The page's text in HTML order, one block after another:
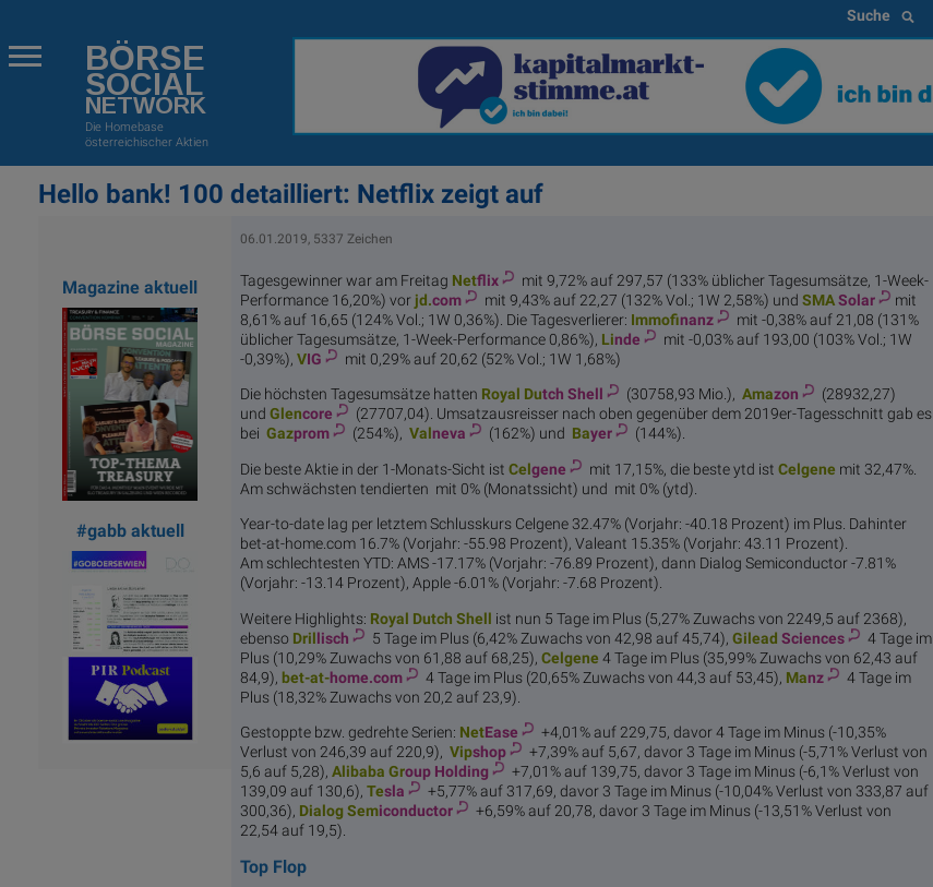
Suche
BÖRSE
SOCIAL
NETWORK
Die Homebase
österreichischer Aktien
Hello bank! 100 detailliert: Netflix zeigt auf
Magazine aktuell
#gabb aktuell
06.01.2019, 5337 Zeichen
Tagesgewinner war am Freitag Netflix
mit 9,72% auf 297,57 (133% üblicher Tagesumsätze, 1-Week-
Performance 16,20%) vorjd.com mit 9,43% auf 22,27 (132% Vol.; 1W 2,58%) und SMASolar
mit
8,61% auf 16,65 (124% Vol.; 1W 0,36%). Die Tagesverlierer: Immofinanz
mit -0,38% auf 21,08 (131%
üblicher Tagesumsätze, 1-Week-Performance 0,86%), Linde
mit -0,03% auf 193,00 (103% Vol.; 1W
-0,39%), VIG mit 0,29% auf 20,62 (52% Vol.; 1W 1,68%)
Die höchsten Tagesumsätze hatten Royal Dutch Shell (30758,93 Mio.), Amazon
(28932,27)
und Glencore
(27707,04). Umsatzausreisser nach oben gegenüber dem 2019er-Tagesschnitt gab es
bei Gazprom (254%), Valneva (162%) und Bayer (144%).
Die beste Aktie in der 1-Monats-Sicht ist Celgene mit 17,15%, die beste ytd ist Celgene mit 32,47%.
Am schwächsten tendierten mit 0% (Monatssicht) und mit 0% (ytd).
Year-to-date lag per letztem Schlusskurs Celgene 32.47% (Vorjahr: -40.18 Prozent) im Plus. Dahinter
bet-at-home.com 16.7% (Vorjahr: -55.98 Prozent), Valeant 15.35% (Vorjahr: 43.11 Prozent).
Am schlechtesten YTD: AMS -17.17% (Vorjahr: -76.89 Prozent), dann Dialog Semiconductor -7.81%
(Vorjahr: -13.14 Prozent), Apple -6.01% (Vorjahr: -7.68 Prozent).
Weitere Highlights: Royal Dutch Shell ist nun 5 Tage im Plus (5,27% Zuwachs von 2249,5 auf 2368),
ebenso Drillisch 5 Tage im Plus (6,42% Zuwachs von 42,98 auf 45,74), Gilead Sciences
4 Tage im
Plus (10,29% Zuwachs von 61,88 auf 68,25), Celgene 4 Tage im Plus (35,99% Zuwachs von 62,43 auf
84,9), bet-at-home.com 4 Tage im Plus (20,65% Zuwachs von 44,3 auf 53,45), Manz
4 Tage im
Plus (18,32% Zuwachs von 20,2 auf 23,9).
Gestoppte bzw. gedrehte Serien: NetEase
+4,01% auf 229,75, davor 4 Tage im Minus (-10,35%
Verlust von 246,39 auf 220,9), Vipshop
+7,39% auf 5,67, davor 3 Tage im Minus (-5,71% Verlust von
5,6 auf 5,28), Alibaba Group Holding
+7,01% auf 139,75, davor 3 Tage im Minus (-6,1% Verlust von
139,09 auf 130,6), Tesla
+5,77% auf 317,69, davor 3 Tage im Minus (-10,04% Verlust von 333,87 auf
300,36), Dialog Semiconductor
+6,59% auf 20,78, davor 3 Tage im Minus (-13,51% Verlust von
22,54 auf 19,5).
Top Flop